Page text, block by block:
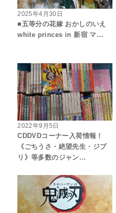
2025年4月30日
■五等分の花嫁 おかしのいえ
white princes in 新宿 マ…
2022年9月5日
CDDVDコーナー入荷情報！
《ごちうさ・絶望先生・ジブ
リ》等多数のジャン…